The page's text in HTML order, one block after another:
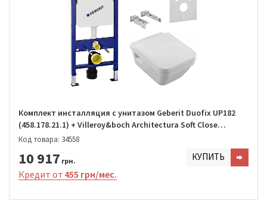
Комплект инсталляция с унитазом Geberit Duofix UP182
(458.178.21.1) + Villeroy&boch Architectura Soft Close
DirectFlush (5685HR01)
Код товара: 34558
10 917 грн. КУПИТЬ
Кредит от 455 грн/мес.